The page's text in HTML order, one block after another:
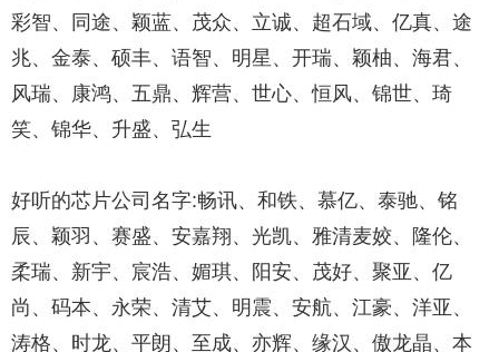
彩智、同途、颖蓝、茂众、立诚、超石域、亿真、途
兆、金泰、硕丰、语智、明星、开瑞、颖柚、海君、
风瑞、康鸿、五鼎、辉营、世心、恒风、锦世、琦
笑、锦华、升盛、弘生
好听的芯片公司名字:畅讯、和铁、慕亿、泰驰、铭
辰、颖羽、赛盛、安嘉翔、光凯、雅清麦姣、隆伦、
柔瑞、新宇、宸浩、媚琪、阳安、茂好、聚亚、亿
尚、码本、永荣、清艾、明震、安航、江豪、洋亚、
涛格、时龙、平朗、至成、亦辉、缘汉、傲龙晶、本